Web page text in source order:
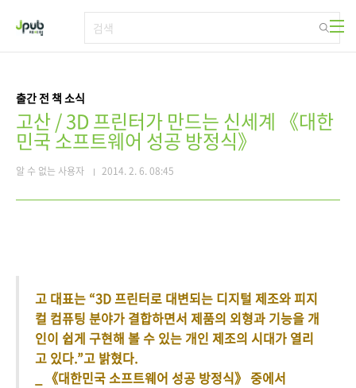
출간 전 책 소식
고산 / 3D 프린터가 만드는 신세계 《대한
민국 소프트웨어 성공 방정식》
알 수 없는 사용자 2014. 2. 6. 08:45
고 대표는 “3D 프린터로 대변되는 디지털 제조와 피지
컬 컴퓨팅 분야가 결합하면서 제품의 외형과 기능을 개
인이 쉽게 구현해 볼 수 있는 개인 제조의 시대가 열리
고 있다.”고 밝혔다.
_ 《대한민국 소프트웨어 성공 방정식》 중에서